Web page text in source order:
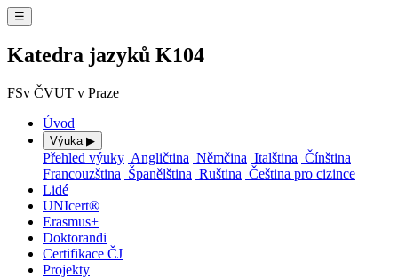
☰
Katedra jazyků K104
FSv ČVUT v Praze
Úvod
Výuka ▶
Přehled výuky Angličtina Němčina Italština Čínština
Francouzština Španělština Ruština Čeština pro cizince
Lidé
UNIcert®
Erasmus+
Doktorandi
Certifikace ČJ
Projekty